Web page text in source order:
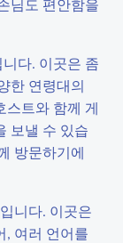
님도 편안함을
다. 이곳은 좀
한 연령대의
스트와 함께 게
보낼 수 있습
방문하기에
니다. 이곳은
, 여러 언어를